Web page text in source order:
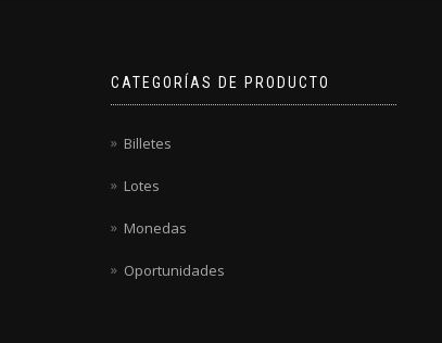
CATEGORÍAS DE PRODUCTO
Billetes
Lotes
Monedas
Oportunidades